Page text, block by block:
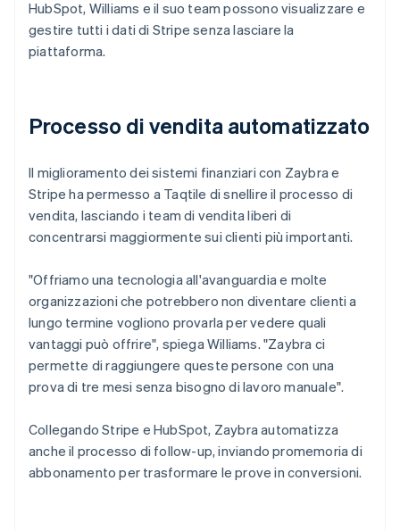
HubSpot, Williams e il suo team possono visualizzare e
gestire tutti i dati di Stripe senza lasciare la
piattaforma.
Processo di vendita automatizzato
Il miglioramento dei sistemi finanziari con Zaybra e
Stripe ha permesso a Taqtile di snellire il processo di
vendita, lasciando i team di vendita liberi di
concentrarsi maggiormente sui clienti più importanti.
"Offriamo una tecnologia all'avanguardia e molte
organizzazioni che potrebbero non diventare clienti a
lungo termine vogliono provarla per vedere quali
vantaggi può offrire", spiega Williams. "Zaybra ci
permette di raggiungere queste persone con una
prova di tre mesi senza bisogno di lavoro manuale".
Collegando Stripe e HubSpot, Zaybra automatizza
anche il processo di follow-up, inviando promemoria di
abbonamento per trasformare le prove in conversioni.